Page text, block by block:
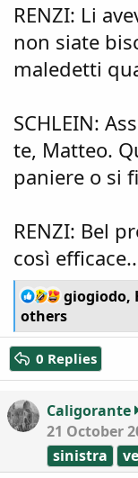
RENZI: Li
non siate
maledetti
SCHLEIN:
te, Matteo.
paniere o si
RENZI: Bel
così
R
e
a
c
t
i
n
s
:
giogiodo,
others
0 Replies
Caligorante
21 October
sinistra